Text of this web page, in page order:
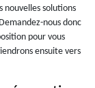
nouvelles solutions
nous donc
pour vous
ensuite vers